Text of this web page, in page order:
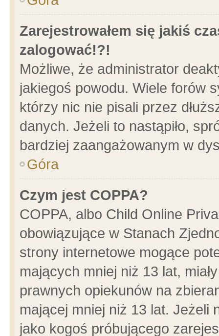
Zarejestrowałem się jakiś
zalogować!?!
Możliwe, że administrator
jakiegoś powodu. Wiele forów
którzy nic nie pisali przez
danych. Jeżeli to nastąpiło,
bardziej zaangażowanym w
Góra
Czym jest COPPA?
COPPA, albo Child Online
obowiązujące w Stanach
strony internetowe mogące
mających mniej niż 13 lat,
prawnych opiekunów na
mającej mniej niż 13 lat. Jeżeli
jako kogoś próbującego